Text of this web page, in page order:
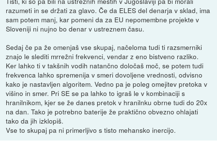
razumeti in se držati za glavo. Če da ELES del denarja v sklad, ima
sam potem manj, kar pomeni da za EU nepomembne projekte v
Sloveniji ni nujno bo denar v ustreznem času.
Sedaj če pa že omenjaš vse skupaj, načeloma tudi ti razsmerniki
znajo le slediti mrrežni frekvenci, vendar z eno bistveno razliko.
Ker lahko ti v takšnih vodih natančno določaš moč, se potem tudi
frekvenca lahko spremenija v smeri dovoljene vrednosti, odvisno
kako je nastavljen algoritem. Vedno pa je poleg omejitev pretoka v
višino in smer. Pri SE se pa lahko to igraš le v kombinaciji s
hranilnikom, kjer se že danes pretok v hranilnku obrne tudi do 20x
na dan. Tako je potrebno baterije že praktično obvezno ohlajati
tako da jih izklopiš.
Vse to skupaj pa ni primerljivo s tisto mehansko inercijo.